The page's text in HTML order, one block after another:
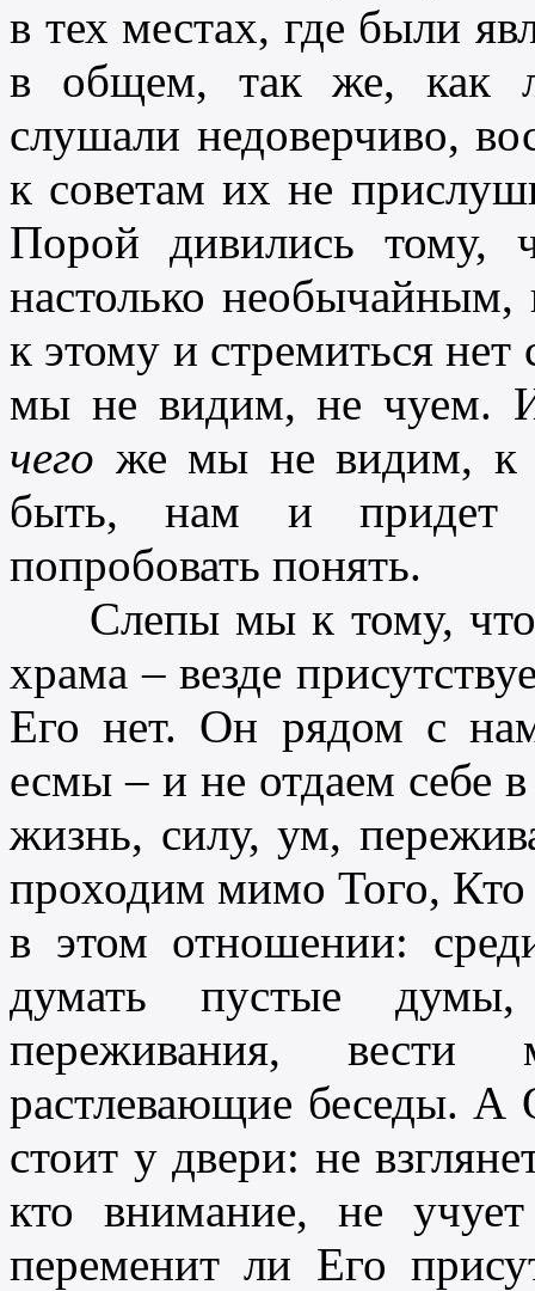
в тех местах, где были
в общем, так же, как
слушали недоверчиво,
к советам их не
Порой дивились тому,
настолько необычайным,
к этому и стремиться
мы не видим, не чуем. И
чего же мы не видим,
быть, нам и придет
попробовать понять.
Слепы мы к тому, что
храма – везде
Его нет. Он рядом с
есмы – и не отдаем себе
жизнь, силу, ум,
проходим мимо Того, Кто
в этом отношении:
думать пустые думы,
переживания,
растлевающие беседы. А
стоит у двери: не
кто внимание, не
переменит ли Его